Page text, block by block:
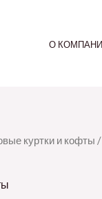
О
куртки и кофты